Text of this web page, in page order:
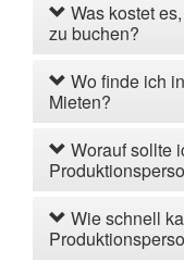
Was kostet
zu buchen?
Wo finde ich
Mieten?
Worauf sollte
Wie schnell